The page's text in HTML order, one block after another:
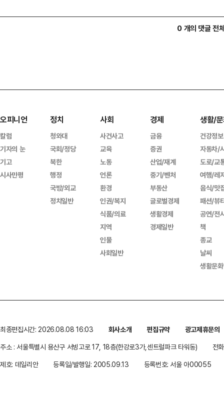
0 개의 댓글 전
오피니언
칼럼
기자의 눈
기고
시사만평
정치
청와대
국회/정당
북한
행정
국방/외교
정치일반
사회
사건사고
교육
노동
언론
환경
인권/복지
식품/의료
지역
인물
사회일반
경제
금융
증권
산업/재계
중기/벤처
부동산
글로벌경제
생활경제
경제일반
생활/
건강정보
자동차/
도로/교
여행/레
음식/맛
패션/뷰
공연/전
책
종교
날씨
생활문
최종편집시간: 2026.08.08 16:03 회사소개 편집규약
광고제휴문의
주소 : 서울특별시 용산구 서빙고로 17, 18층(한강로3가,센트럴파크 타워동)
전
제호: 데일리안
등록일/발행일: 2005.09.13 등록번호: 서울 아00055